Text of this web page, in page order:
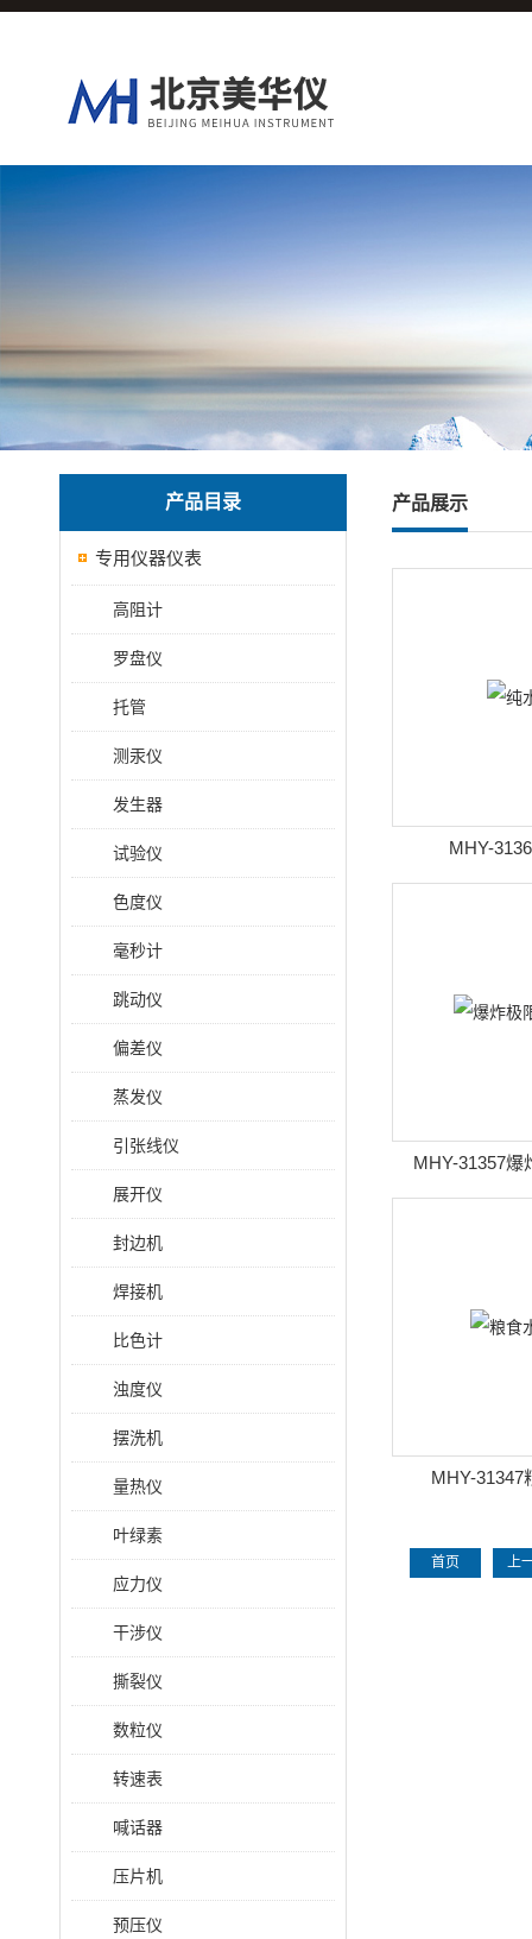
产品目录
专用仪器仪表
高阻计
罗盘仪
托管
测汞仪
发生器
试验仪
色度仪
毫秒计
跳动仪
偏差仪
蒸发仪
引张线仪
展开仪
封边机
焊接机
比色计
浊度仪
摆洗机
量热仪
叶绿素
应力仪
干涉仪
撕裂仪
数粒仪
转速表
喊话器
压片机
预压仪
产品展示
MHY-
MHY-31357爆
MHY-31347
首页 上